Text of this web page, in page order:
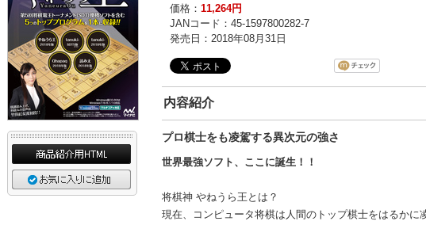
価格： 11,264円
JANコード：45-1597800282-7
発売日：2018年08月31日
内容紹介
プロ棋士をも凌駕する異次元の強さ
世界最強ソフト、ここに誕生！！
将棋神 やねうら王とは？
現在、コンピュータ将棋は人間のトップ棋士をはるか